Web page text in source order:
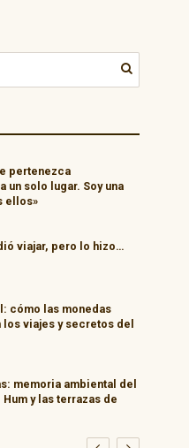
pertenezca
un solo lugar. Soy una
ellos»
viajar, pero lo hizo…
cómo las monedas
los viajes y secretos del
memoria ambiental del
y las terrazas de